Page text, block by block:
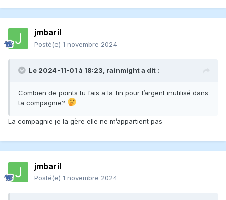
jmbaril
Posté(e) 1 novembre 2024
Le 2024-11-01 à 18:23, rainmighta dit :
Combien de points tu fais a la fin pour l’argent inutilisé dans
ta compagnie?
La compagnie je la gère elle ne m’appartient pas
jmbaril
Posté(e) 1 novembre 2024